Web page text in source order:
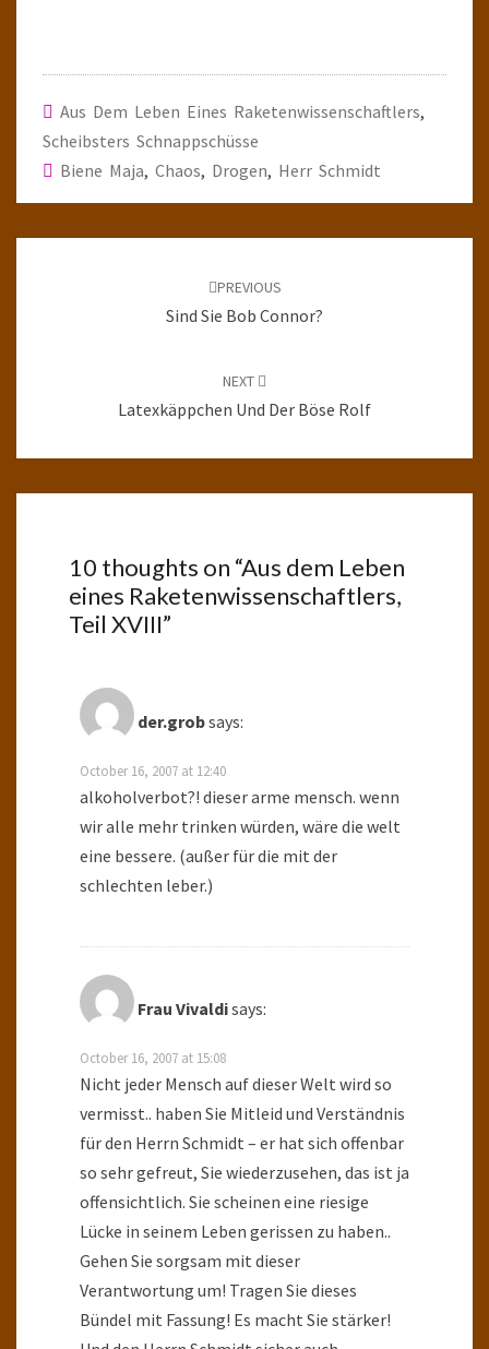
Aus Dem Leben Eines Raketenwissenschaftlers,
Scheibsters Schnappschüsse
Biene Maja, Chaos, Drogen, Herr Schmidt
PREVIOUS
Sind Sie Bob Connor?
NEXT
Latexkäppchen Und Der Böse Rolf
10 thoughts on “Aus dem Leben
eines Raketenwissenschaftlers,
Teil XVIII”
der.grobsays:
October 16, 2007 at 12:40
alkoholverbot?! dieser arme mensch. wenn
wir alle mehr trinken würden, wäre die welt
eine bessere. (außer für die mit der
schlechten leber.)
Frau Vivaldisays:
October 16, 2007 at 15:08
Nicht jeder Mensch auf dieser Welt wird so
vermisst.. haben Sie Mitleid und Verständnis
für den Herrn Schmidt – er hat sich offenbar
so sehr gefreut, Sie wiederzusehen, das ist ja
offensichtlich. Sie scheinen eine riesige
Lücke in seinem Leben gerissen zu haben..
Gehen Sie sorgsam mit dieser
Verantwortung um! Tragen Sie dieses
Bündel mit Fassung! Es macht Sie stärker!